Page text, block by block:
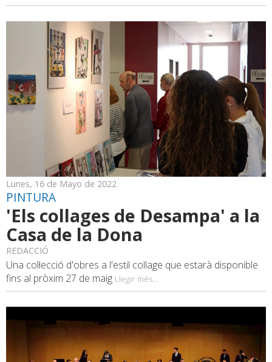
Lunes, 16 de Mayo de 2022
PINTURA
'Els collages de Desampa' a la
Casa de la Dona
REDACCIÓ
Una col·lecció d'obres a l'estil collage que estarà disponible
fins al pròxim 27 de maig Llegir més...